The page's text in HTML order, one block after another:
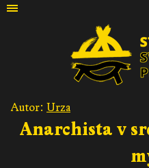
Autor: Urza
Anarchista v